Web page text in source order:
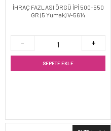
İHRAÇ FAZLASI ÖRGÜ İPİ 500-550
GR (5 Yumak) V-5614
SEPETE EKLE